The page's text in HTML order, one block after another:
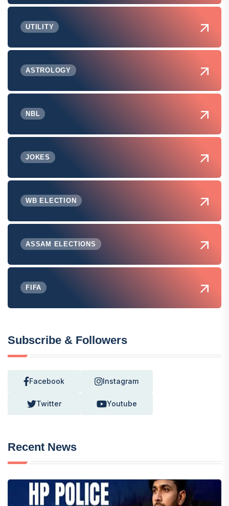
UTILITY
ASTROLOGY
NBL
JOKES
WB ELECTION
ASSAM ELECTIONS
FIFA
Subscribe & Followers
Facebook Instagram
Twitter Youtube
Recent News